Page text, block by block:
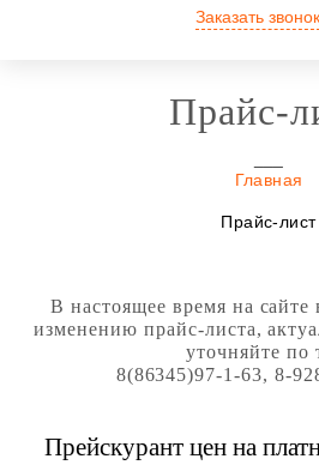
Заказать звонок
Прайс-
Главная
Прайс-лист
В настоящее время на сайте
изменению прайс-листа,
уточняйте по
8(86345)97-1-63, 8-
Прейскурант цен на